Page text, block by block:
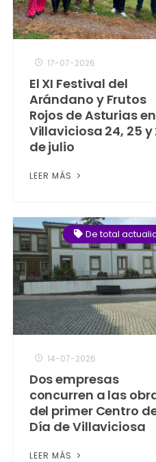
17-07-2026
El XI Festival del
Arándano y Frutos
Rojos de Asturias en
Villaviciosa 24, 25 y
de julio
LEER MÁS
De total
14-07-2026
Dos empresas
concurren a las
del primer Centro
Día de Villaviciosa
LEER MÁS